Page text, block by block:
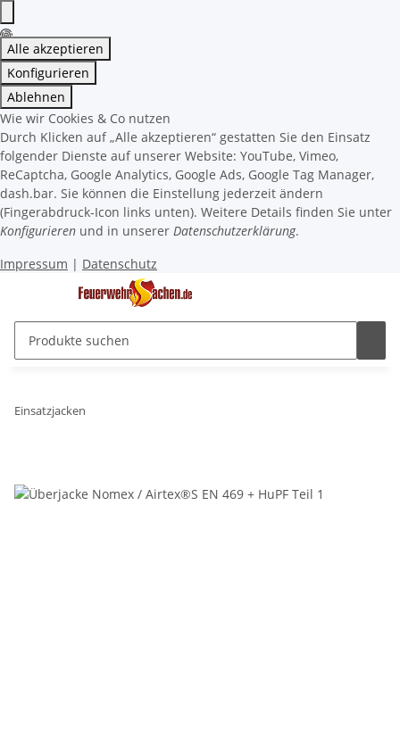
Alle akzeptieren
Konfigurieren
Ablehnen
Wie wir Cookies & Co nutzen
Durch Klicken auf „Alle akzeptieren“ gestatten Sie den Einsatz
folgender Dienste auf unserer Website: YouTube, Vimeo,
ReCaptcha, Google Analytics, Google Ads, Google Tag Manager,
dash.bar. Sie können die Einstellung jederzeit ändern
(Fingerabdruck-Icon links unten). Weitere Details finden Sie unter
Konfigurieren und in unserer Datenschutzerklärung.
Impressum | Datenschutz
Einsatzjacken